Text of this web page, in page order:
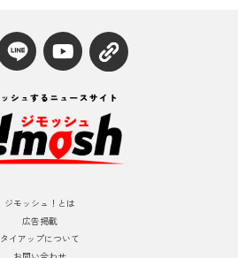
ジモッシュ！とは
広告掲載
タイアップについて